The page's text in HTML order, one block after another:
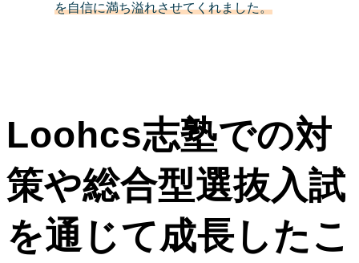
を自信に満ち溢れさせてくれました。
Loohcs志塾での対
策や総合型選抜入試
を通じて成長したこ